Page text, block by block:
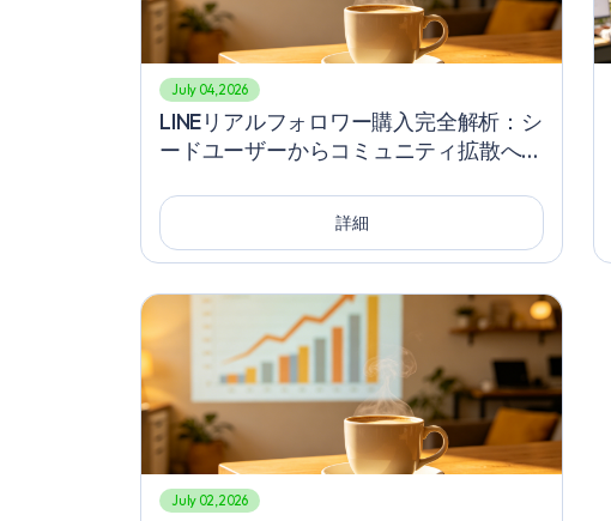
July 04, 2026
LINEリアルフォロワー購入完全解析：シ
ードユーザーからコミュニティ拡散へ、
ン
詳細
July 02, 2026